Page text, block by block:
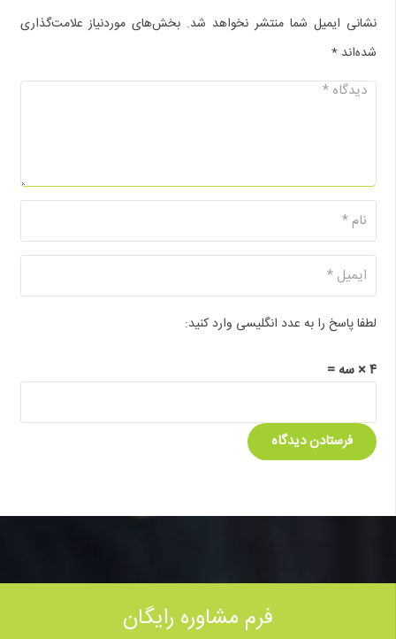
نشانی ایمیل شما منتشر نخواهد شد. بخش‌های موردنیاز علامت‌گذاری
شده‌اند*
لطفا پاسخ را به عدد انگلیسی وارد کنید:
۴ × سه =
فرستادن دیدگاه
فرم مشاوره رایگان